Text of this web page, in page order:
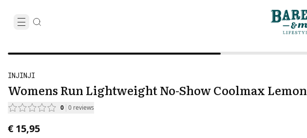
INJINJI
Womens Run Lightweight No-Show Coolmax Lemon
0 0 reviews
€ 15,95